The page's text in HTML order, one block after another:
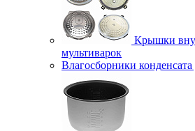
Крышки
мультиварок
Влагосборники конденсата